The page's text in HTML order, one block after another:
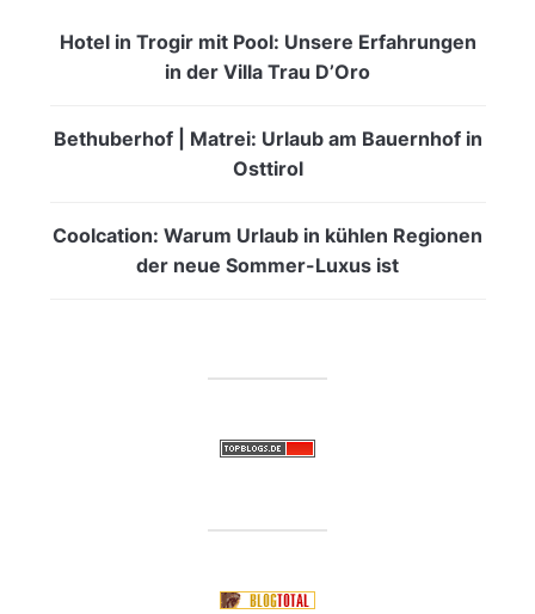
Hotel in Trogir mit Pool: Unsere Erfahrungen
in der Villa Trau D’Oro
Bethuberhof | Matrei: Urlaub am Bauernhof in
Osttirol
Coolcation: Warum Urlaub in kühlen Regionen
der neue Sommer-Luxus ist